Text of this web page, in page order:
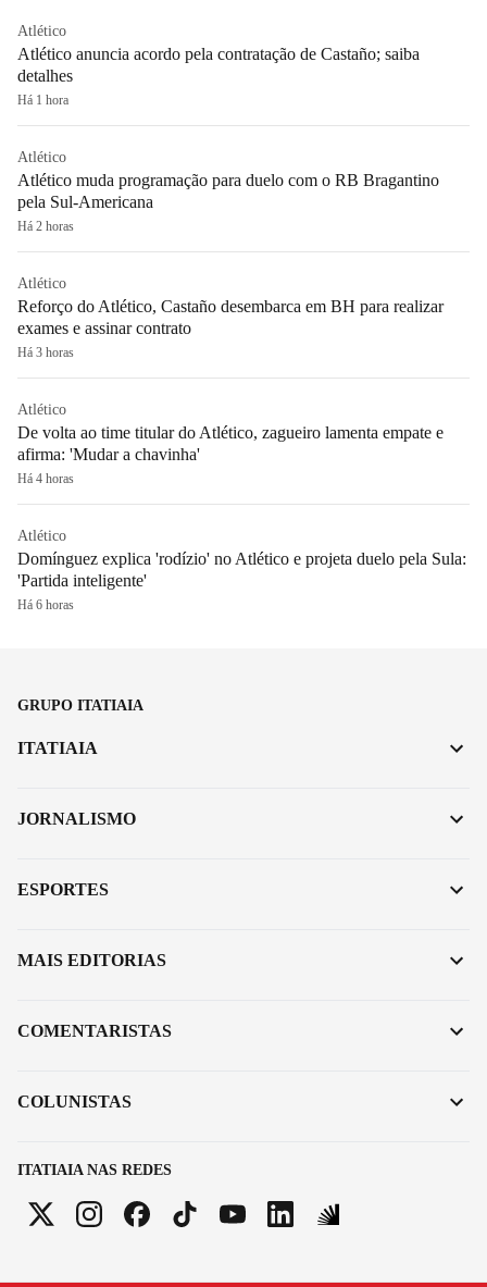
Atlético
Atlético anuncia acordo pela contratação de Castaño; saiba
detalhes
Há 1 hora
Atlético
Atlético muda programação para duelo com o RB Bragantino
pela Sul-Americana
Há 2 horas
Atlético
Reforço do Atlético, Castaño desembarca em BH para realizar
exames e assinar contrato
Há 3 horas
Atlético
De volta ao time titular do Atlético, zagueiro lamenta empate e
afirma: 'Mudar a chavinha'
Há 4 horas
Atlético
Domínguez explica 'rodízio' no Atlético e projeta duelo pela Sula:
'Partida inteligente'
Há 6 horas
GRUPO ITATIAIA
ITATIAIA NAS REDES
ITATIAIA
JORNALISMO
ESPORTES
MAIS EDITORIAS
COMENTARISTAS
COLUNISTAS